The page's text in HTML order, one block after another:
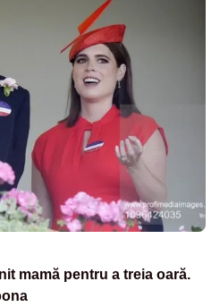
mamă pentru a treia oară.